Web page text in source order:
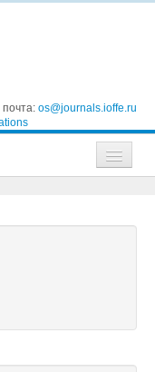
os@journals.ioffe.ru